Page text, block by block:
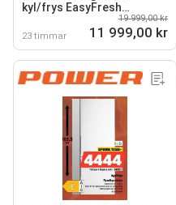
kyl/frys EasyFresh
23 timmar
19 999,00 kr
11 999,00 kr